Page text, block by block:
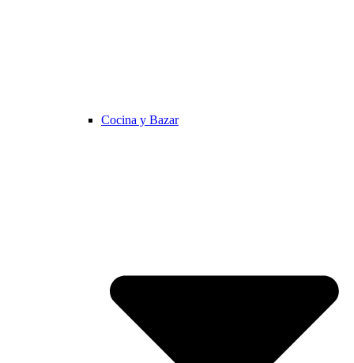
Cocina y Bazar